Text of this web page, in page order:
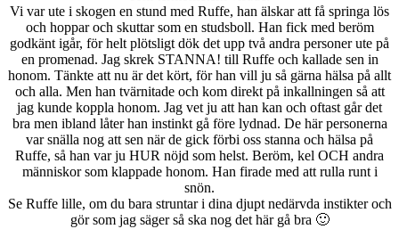
Vi var ute i skogen en stund med Ruffe, han älskar att få springa lös
och hoppar och skuttar som en studsboll. Han fick med beröm
godkänt igår, för helt plötsligt dök det upp två andra personer ute på
en promenad. Jag skrek STANNA! till Ruffe och kallade sen in
honom. Tänkte att nu är det kört, för han vill ju så gärna hälsa på allt
och alla. Men han tvärnitade och kom direkt på inkallningen så att
jag kunde koppla honom. Jag vet ju att han kan och oftast går det
bra men ibland låter han instinkt gå före lydnad. De här personerna
var snälla nog att sen när de gick förbi oss stanna och hälsa på
Ruffe, så han var ju HUR nöjd som helst. Beröm, kel OCH andra
människor som klappade honom. Han firade med att rulla runt i
snön.
Se Ruffe lille, om du bara struntar i dina djupt nedärvda instikter och
gör som jag säger så ska nog det här gå bra 🙂